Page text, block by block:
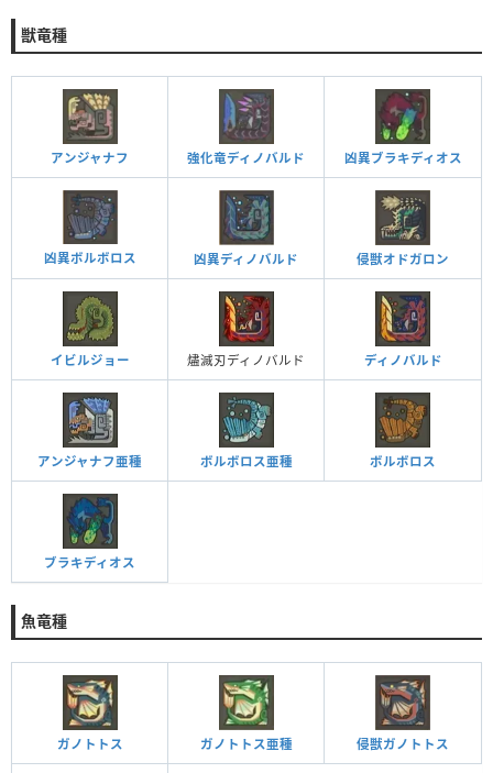
獣竜種
アンジャナフ 強化竜ディノバルド 凶異ブラキディオス
凶異ボルボロス 凶異ディノバルド 侵獣オドガロン
イビルジョー 燼滅刃ディノバルド ディノバルド
アンジャナフ亜種 ボルボロス亜種 ボルボロス
ブラキディオス
魚竜種
ガノトトス ガノトトス亜種 侵獣ガノトトス